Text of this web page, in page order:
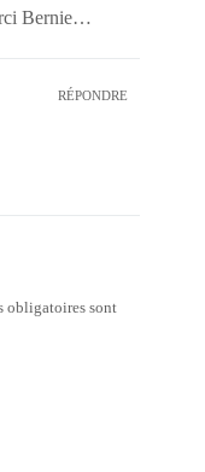
Bernie…
RÉPONDRE
obligatoires sont